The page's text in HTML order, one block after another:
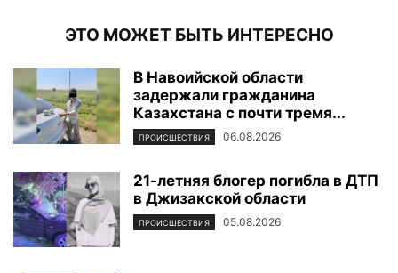
ЭТО МОЖЕТ БЫТЬ ИНТЕРЕСНО
В Навоийской области
задержали гражданина
Казахстана с почти тремя...
ПРОИСШЕСТВИЯ 06.08.2026
21-летняя блогер погибла в ДТП
в Джизакской области
ПРОИСШЕСТВИЯ 05.08.2026